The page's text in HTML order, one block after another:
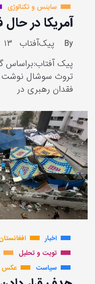
ساینس و تکنالوژی
آمریکا در
By پیک‌آفتاب
۱۳ جدی ۱۴۰۳
پیک آفتاب:براساس
تروث سوشال نوشت
فقدان رهبری در
اخبار افغانستان
تویت و تحلیل
سیاست
عکس